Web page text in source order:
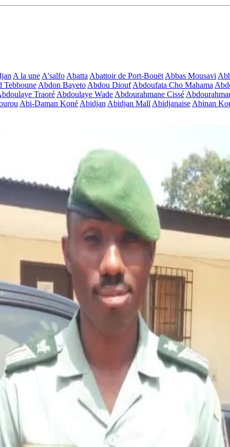
A la une A'salfo Abatta Abattoir de Port-Bouët Abbas Mousavi
Tebboune Abdon Bayeto Abdou Diouf Abdoufata Cho Mahama
Traoré Abdoulaye Wade Abdourahmane Cissé
Abi-Daman Koné Abidjan Abidjan Mall Abidjanaise Abinan